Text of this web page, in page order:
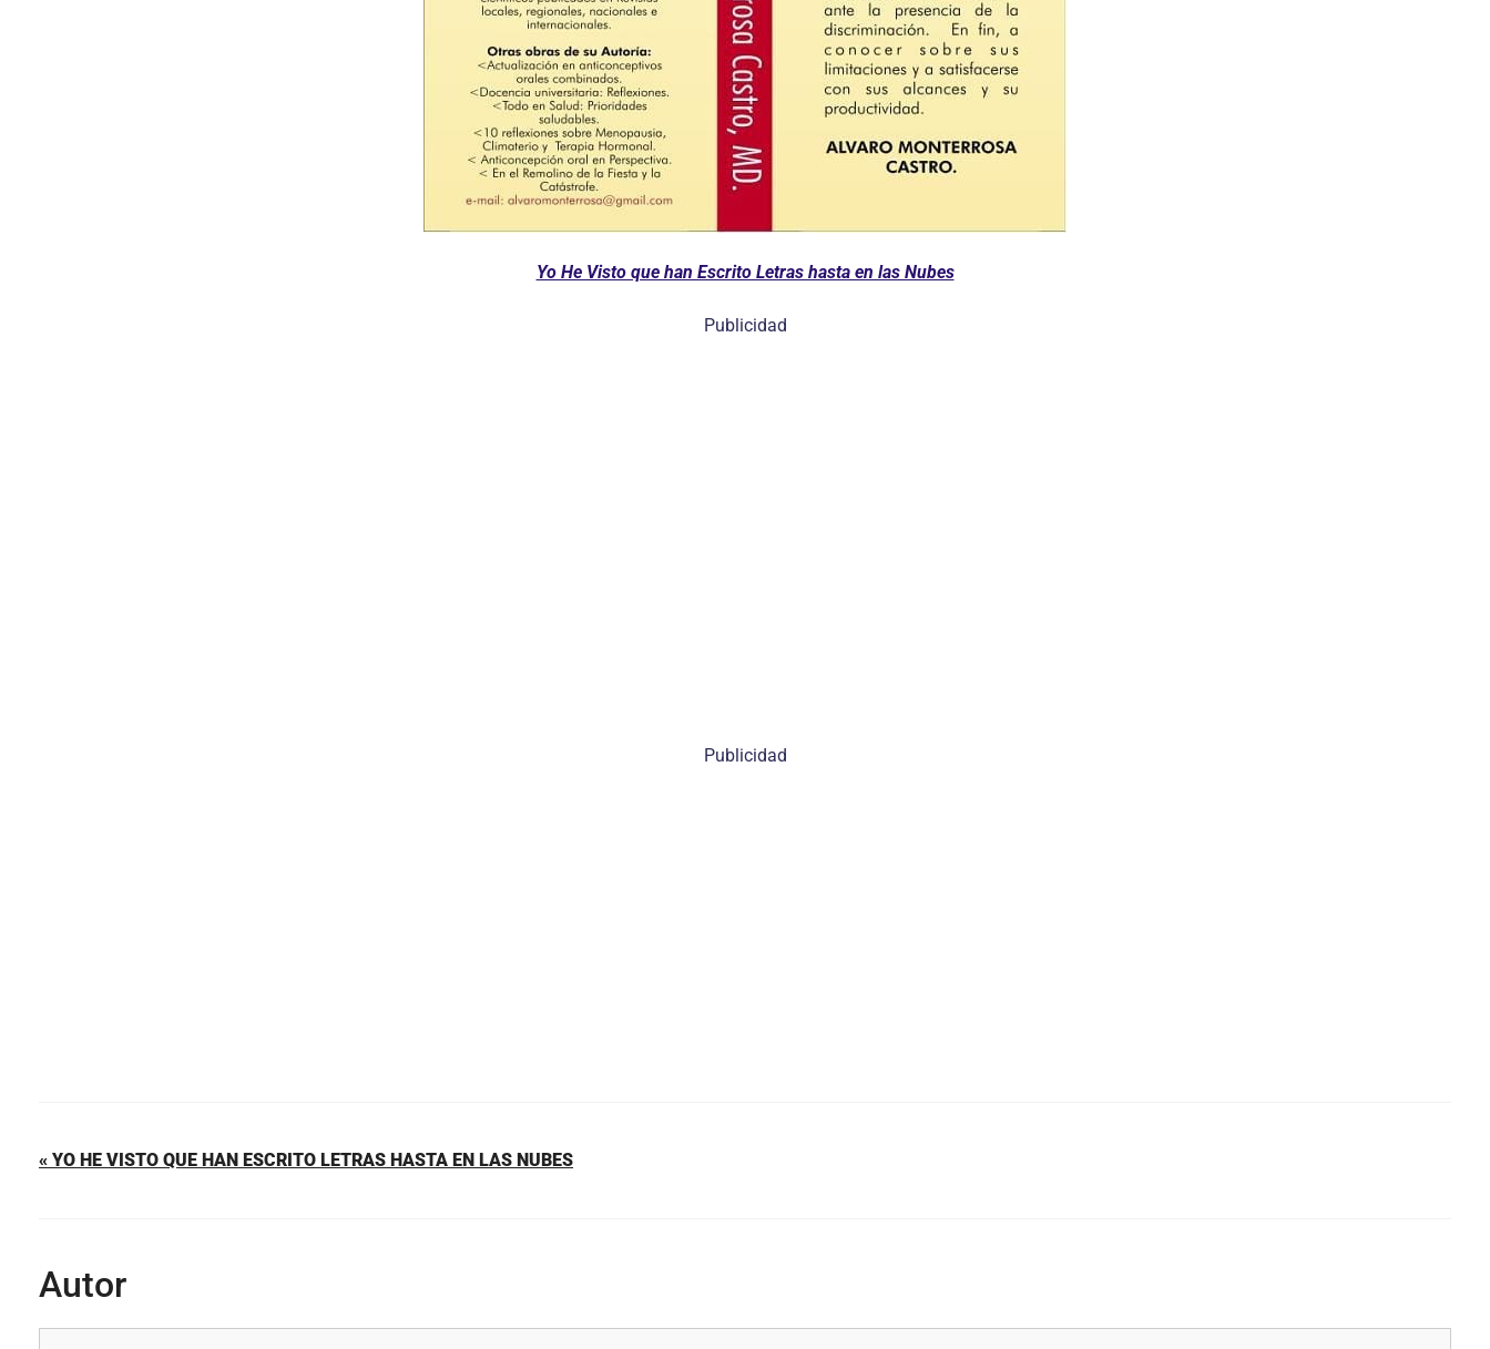
Yo He Visto que han Escrito Letras hasta en las Nubes
Publicidad
Publicidad
« YO HE VISTO QUE HAN ESCRITO LETRAS HASTA EN LAS NUBES
Autor